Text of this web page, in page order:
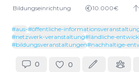
Bildungseinrichtung 10.000€
#aus-#öffentliche-
#netzwerk-veranstaltung#ländliche-
#bildungsveranstaltungen#nachhaltige-
0 0